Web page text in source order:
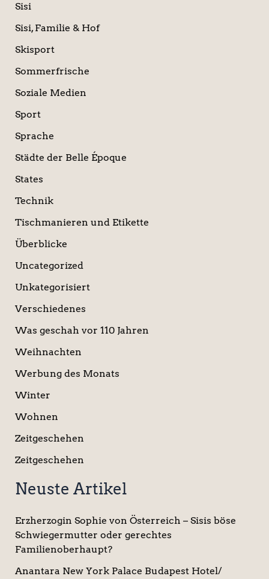
Sisi
Sisi, Familie & Hof
Skisport
Sommerfrische
Soziale Medien
Sport
Sprache
Städte der Belle Époque
States
Technik
Tischmanieren und Etikette
Überblicke
Uncategorized
Unkategorisiert
Verschiedenes
Was geschah vor 110 Jahren
Weihnachten
Werbung des Monats
Winter
Wohnen
Zeitgeschehen
Zeitgeschehen
Neuste Artikel
Erzherzogin Sophie von Österreich – Sisis böse
Schwiegermutter oder gerechtes
Familienoberhaupt?
Anantara New York Palace Budapest Hotel/